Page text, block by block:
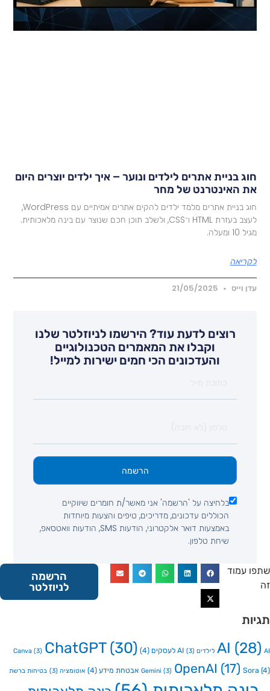
בניית אתרים לילדים ונוער – איך ילדים יוצרים היום
האינטרנט של מחר
חוג בניית אתרים מלמד ילדים להקים אתרים אמיתיים עם WordPress,
לעצב בעזרת HTML ו־CSS, ולשלב תוכן חכם שנוצר עם בינה מלאכותית.
10 ומעלה.
וייס 21/05/2025
רוצים לדעת עוד? הירשמו לניוזלטר שלנו
וקבלו את המאמרים הטכנולוגיים
והעדכונים הכי חמים ישירות למייל!
בלחיצה על 'הרשמה' אני מאשר/ת חומרים שיווקיים
הכוללים עדכונים, מדריכים, טיפים והצעות מיוחדות
באמצעות דואר אלקטרוני, הודעות SMS, הודעות וואטסאפ,
שיחת טלפון.
הרשמה
עמוד
הרשמה
לניוזלטר
AI
(3) AI לעסקים (4)
Canva(3) ChatGPT(30)
Gemini(3) OpenAI(17) אבטחת מידע (4) אוטומציה(3) בטיחות ברשת